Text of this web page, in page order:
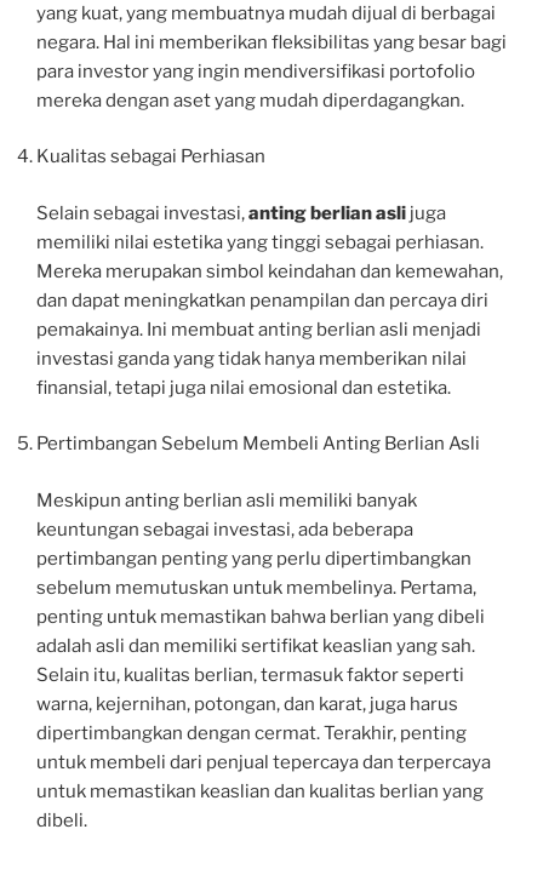
yang kuat, yang membuatnya mudah dijual di berbagai
negara. Hal ini memberikan fleksibilitas yang besar bagi
para investor yang ingin mendiversifikasi portofolio
mereka dengan aset yang mudah diperdagangkan.
Kualitas sebagai Perhiasan
Selain sebagai investasi,anting berlian asli juga
memiliki nilai estetika yang tinggi sebagai perhiasan.
Mereka merupakan simbol keindahan dan kemewahan,
dan dapat meningkatkan penampilan dan percaya diri
pemakainya. Ini membuat anting berlian asli menjadi
investasi ganda yang tidak hanya memberikan nilai
finansial, tetapi juga nilai emosional dan estetika.
Pertimbangan Sebelum Membeli Anting Berlian Asli
Meskipun anting berlian asli memiliki banyak
keuntungan sebagai investasi, ada beberapa
pertimbangan penting yang perlu dipertimbangkan
sebelum memutuskan untuk membelinya. Pertama,
penting untuk memastikan bahwa berlian yang dibeli
adalah asli dan memiliki sertifikat keaslian yang sah.
Selain itu, kualitas berlian, termasuk faktor seperti
warna, kejernihan, potongan, dan karat, juga harus
dipertimbangkan dengan cermat. Terakhir, penting
untuk membeli dari penjual tepercaya dan terpercaya
untuk memastikan keaslian dan kualitas berlian yang
dibeli.